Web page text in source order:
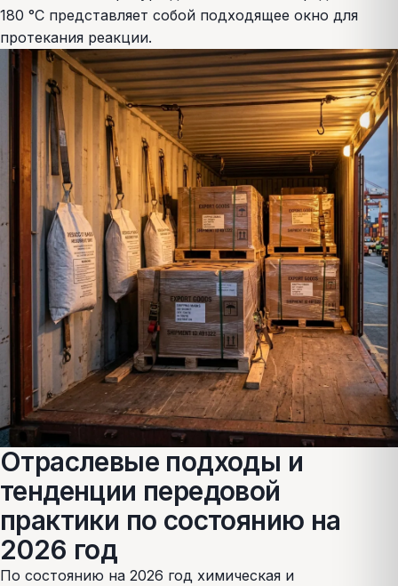
180 °C представляет собой подходящее окно для
протекания реакции.
Отраслевые подходы и
тенденции передовой
практики по состоянию на
2026 год
По состоянию на 2026 год химическая и